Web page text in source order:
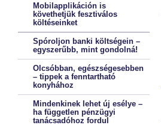
Mobilapplikáción is
követhetjük fesztiválos
költéseinket
Spóroljon banki költségein –
egyszerűbb, mint gondolná!
Olcsóbban, egészségesebben
– tippek a fenntartható
konyhához
Mindenkinek lehet új esélye –
ha független pénzügyi
tanácsadóhoz fordul